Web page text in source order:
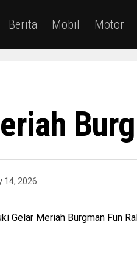
Berita Mobil Motor
14, 2026